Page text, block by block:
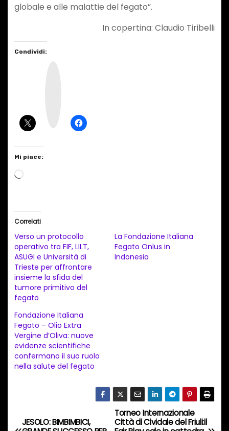
globale e alle malattie del fegato”.
In copertina: Claudio Tiribelli
Condividi:
Mi piace:
C
a
m
e
n
t
o
i
n
c
o
Correlati
Verso un protocollo
operativo tra FIF, LILT,
ASUGI e Università di
Trieste per affrontare
insieme la sfida del
tumore primitivo del
fegato
La Fondazione Italiana
Fegato Onlus in
Indonesia
Fondazione Italiana
Fegato – Olio Extra
Vergine d’Oliva: nuove
evidenze scientifiche
confermano il suo ruolo
nella salute del fegato
N
Torneo Internazionale
Città di Cividale del Friuli:il
JESOLO: BIMBIMBICI,